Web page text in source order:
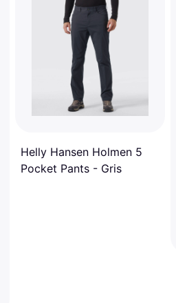
Helly Hansen Holmen 5
Pocket Pants - Gris